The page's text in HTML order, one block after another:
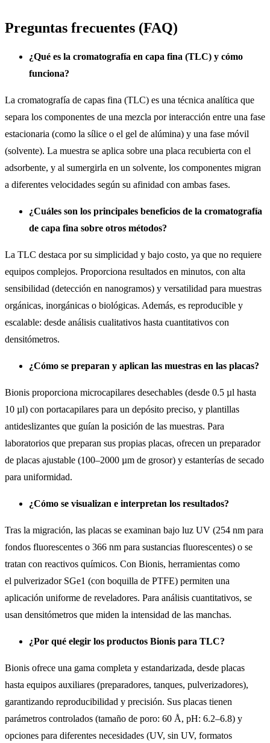
Preguntas frecuentes (FAQ)
¿Qué es la cromatografía en capa fina (TLC) y cómo
funciona?
La cromatografía de capas fina (TLC) es una técnica analítica que
separa los componentes de una mezcla por interacción entre una fase
estacionaria (como la sílice o el gel de alúmina) y una fase móvil
(solvente). La muestra se aplica sobre una placa recubierta con el
adsorbente, y al sumergirla en un solvente, los componentes migran
a diferentes velocidades según su afinidad con ambas fases.
¿Cuáles son los principales beneficios de la cromatografía
de capa fina sobre otros métodos?
La TLC destaca por su simplicidad y bajo costo, ya que no requiere
equipos complejos. Proporciona resultados en minutos, con alta
sensibilidad (detección en nanogramos) y versatilidad para muestras
orgánicas, inorgánicas o biológicas. Además, es reproducible y
escalable: desde análisis cualitativos hasta cuantitativos con
densitómetros.
¿Cómo se preparan y aplican las muestras en las placas?
Bionis proporciona microcapilares desechables (desde 0.5 µl hasta
10 µl) con portacapilares para un depósito preciso, y plantillas
antideslizantes que guían la posición de las muestras. Para
laboratorios que preparan sus propias placas, ofrecen un preparador
de placas ajustable (100–2000 µm de grosor) y estanterías de secado
para uniformidad.
¿Cómo se visualizan e interpretan los resultados?
Tras la migración, las placas se examinan bajo luz UV (254 nm para
fondos fluorescentes o 366 nm para sustancias fluorescentes) o se
tratan con reactivos químicos. Con Bionis, herramientas como
el pulverizador SGe1 (con boquilla de PTFE) permiten una
aplicación uniforme de reveladores. Para análisis cuantitativos, se
usan densitómetros que miden la intensidad de las manchas.
¿Por qué elegir los productos Bionis para TLC?
Bionis ofrece una gama completa y estandarizada, desde placas
hasta equipos auxiliares (preparadores, tanques, pulverizadores),
garantizando reproducibilidad y precisión. Sus placas tienen
parámetros controlados (tamaño de poro: 60 Å, pH: 6.2–6.8) y
opciones para diferentes necesidades (UV, sin UV, formatos